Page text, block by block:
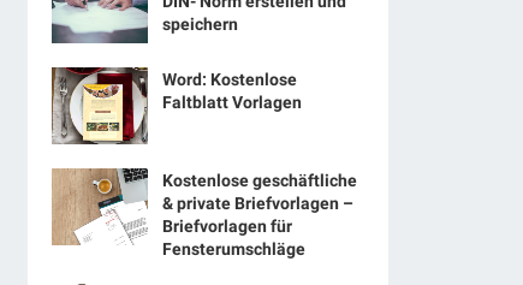
speichern
Word: Kostenlose
Faltblatt Vorlagen
Kostenlose geschäftliche
& private Briefvorlagen –
Briefvorlagen für
Fensterumschläge